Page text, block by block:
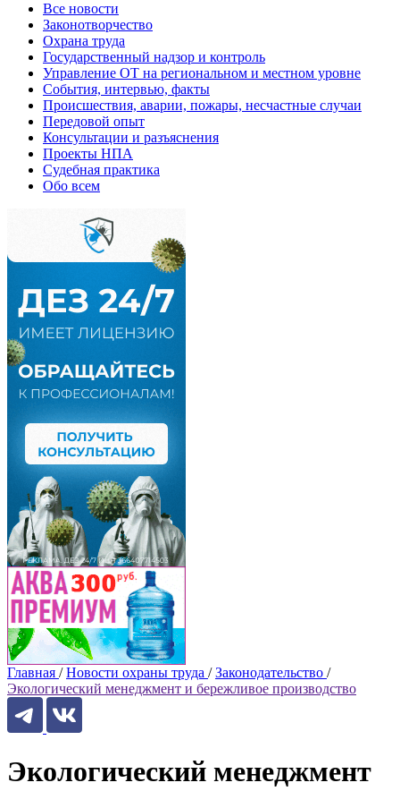
Все новости
Законотворчество
Охрана труда
Государственный надзор и контроль
Управление ОТ на региональном и местном уровне
События, интервью, факты
Происшествия, аварии, пожары, несчастные случаи
Передовой опыт
Консультации и разъяснения
Проекты НПА
Судебная практика
Обо всем
Главная / Новости охраны труда / Законодательство /
Экологический менеджмент и бережливое производство
Экологический менеджмент